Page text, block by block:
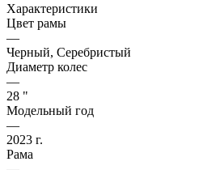
Характеристики
Цвет рамы
—
Черный, Серебристый
Диаметр колес
—
28 "
Модельный год
—
2023 г.
Рама